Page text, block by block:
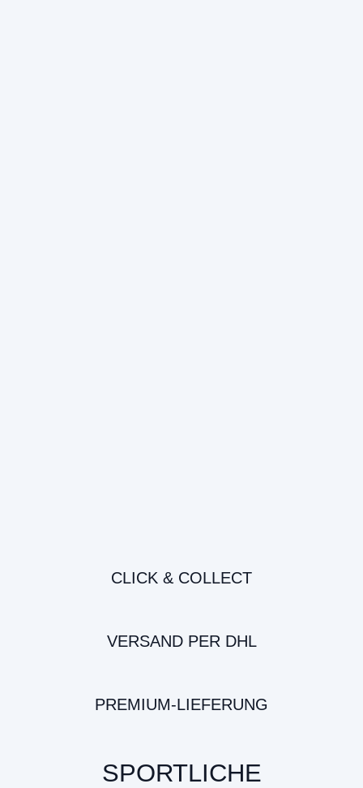
CLICK & COLLECT
VERSAND PER DHL
PREMIUM-LIEFERUNG
SPORTLICHE